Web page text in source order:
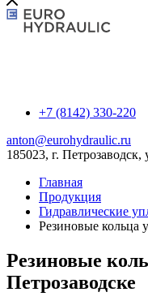
+7 (8142) 330-220
anton@eurohydraulic.ru
185023, г.
Главная
Продукция
Гидравлические
Резиновые кольца
Резиновые
Петрозаводске